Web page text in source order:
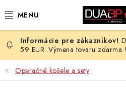
na
NOVÉ
PRACOVNÉ ODEVY
59 EUR. Výmena tovaru zdarma !
Operačné košele a sety